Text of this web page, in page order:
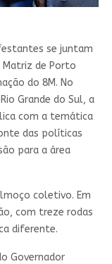
se juntam
Matriz de Porto
do 8M. No
Grande do Sul, a
com a temática
das políticas
para a área
coletivo. Em
com treze rodas
diferente.
Governador